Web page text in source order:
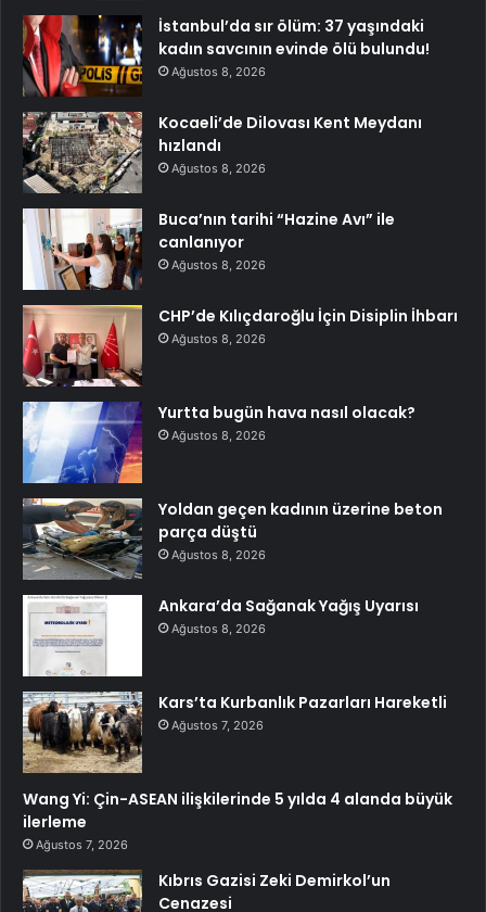
İstanbul’da sır ölüm: 37 yaşındaki
kadın savcının evinde ölü bulundu!
Ağustos 8, 2026
Kocaeli’de Dilovası Kent Meydanı
hızlandı
Ağustos 8, 2026
Buca’nın tarihi “Hazine Avı” ile
canlanıyor
Ağustos 8, 2026
CHP’de Kılıçdaroğlu İçin Disiplin İhbarı
Ağustos 8, 2026
Yurtta bugün hava nasıl olacak?
Ağustos 8, 2026
Yoldan geçen kadının üzerine beton
parça düştü
Ağustos 8, 2026
Ankara’da Sağanak Yağış Uyarısı
Ağustos 8, 2026
Kars’ta Kurbanlık Pazarları Hareketli
Ağustos 7, 2026
Wang Yi: Çin-ASEAN ilişkilerinde 5 yılda 4 alanda büyük
ilerleme
Ağustos 7, 2026
Kıbrıs Gazisi Zeki Demirkol’un
Cenazesi